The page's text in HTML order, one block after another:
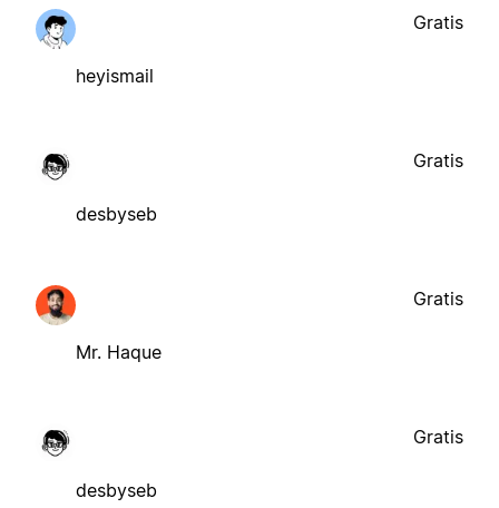
heyismail
Gratis
desbyseb
Gratis
Mr. Haque
Gratis
desbyseb
Gratis